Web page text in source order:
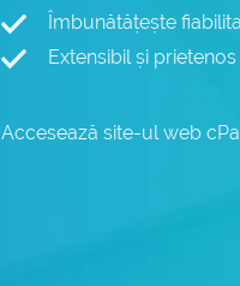
Îmbunătățește
Extensibil și
Accesează site-ul web